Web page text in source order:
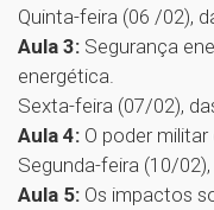
Quinta-feira (06 /02),
Aula 3: Segurança
energética.
Sexta-feira (07/02),
Aula 4: O poder militar
Segunda-feira (10/02),
Aula 5: Os impactos